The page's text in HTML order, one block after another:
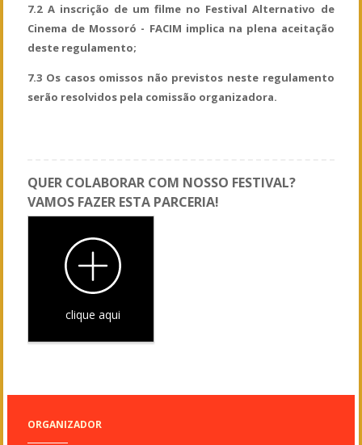
7.2 A inscrição de um filme no Festival Alternativo de
Cinema de Mossoró - FACIM implica na plena aceitação
deste regulamento;
7.3 Os casos omissos não previstos neste regulamento
serão resolvidos pela comissão organizadora.
QUER COLABORAR COM NOSSO FESTIVAL?
VAMOS FAZER ESTA PARCERIA!
clique aqui
ORGANIZADOR